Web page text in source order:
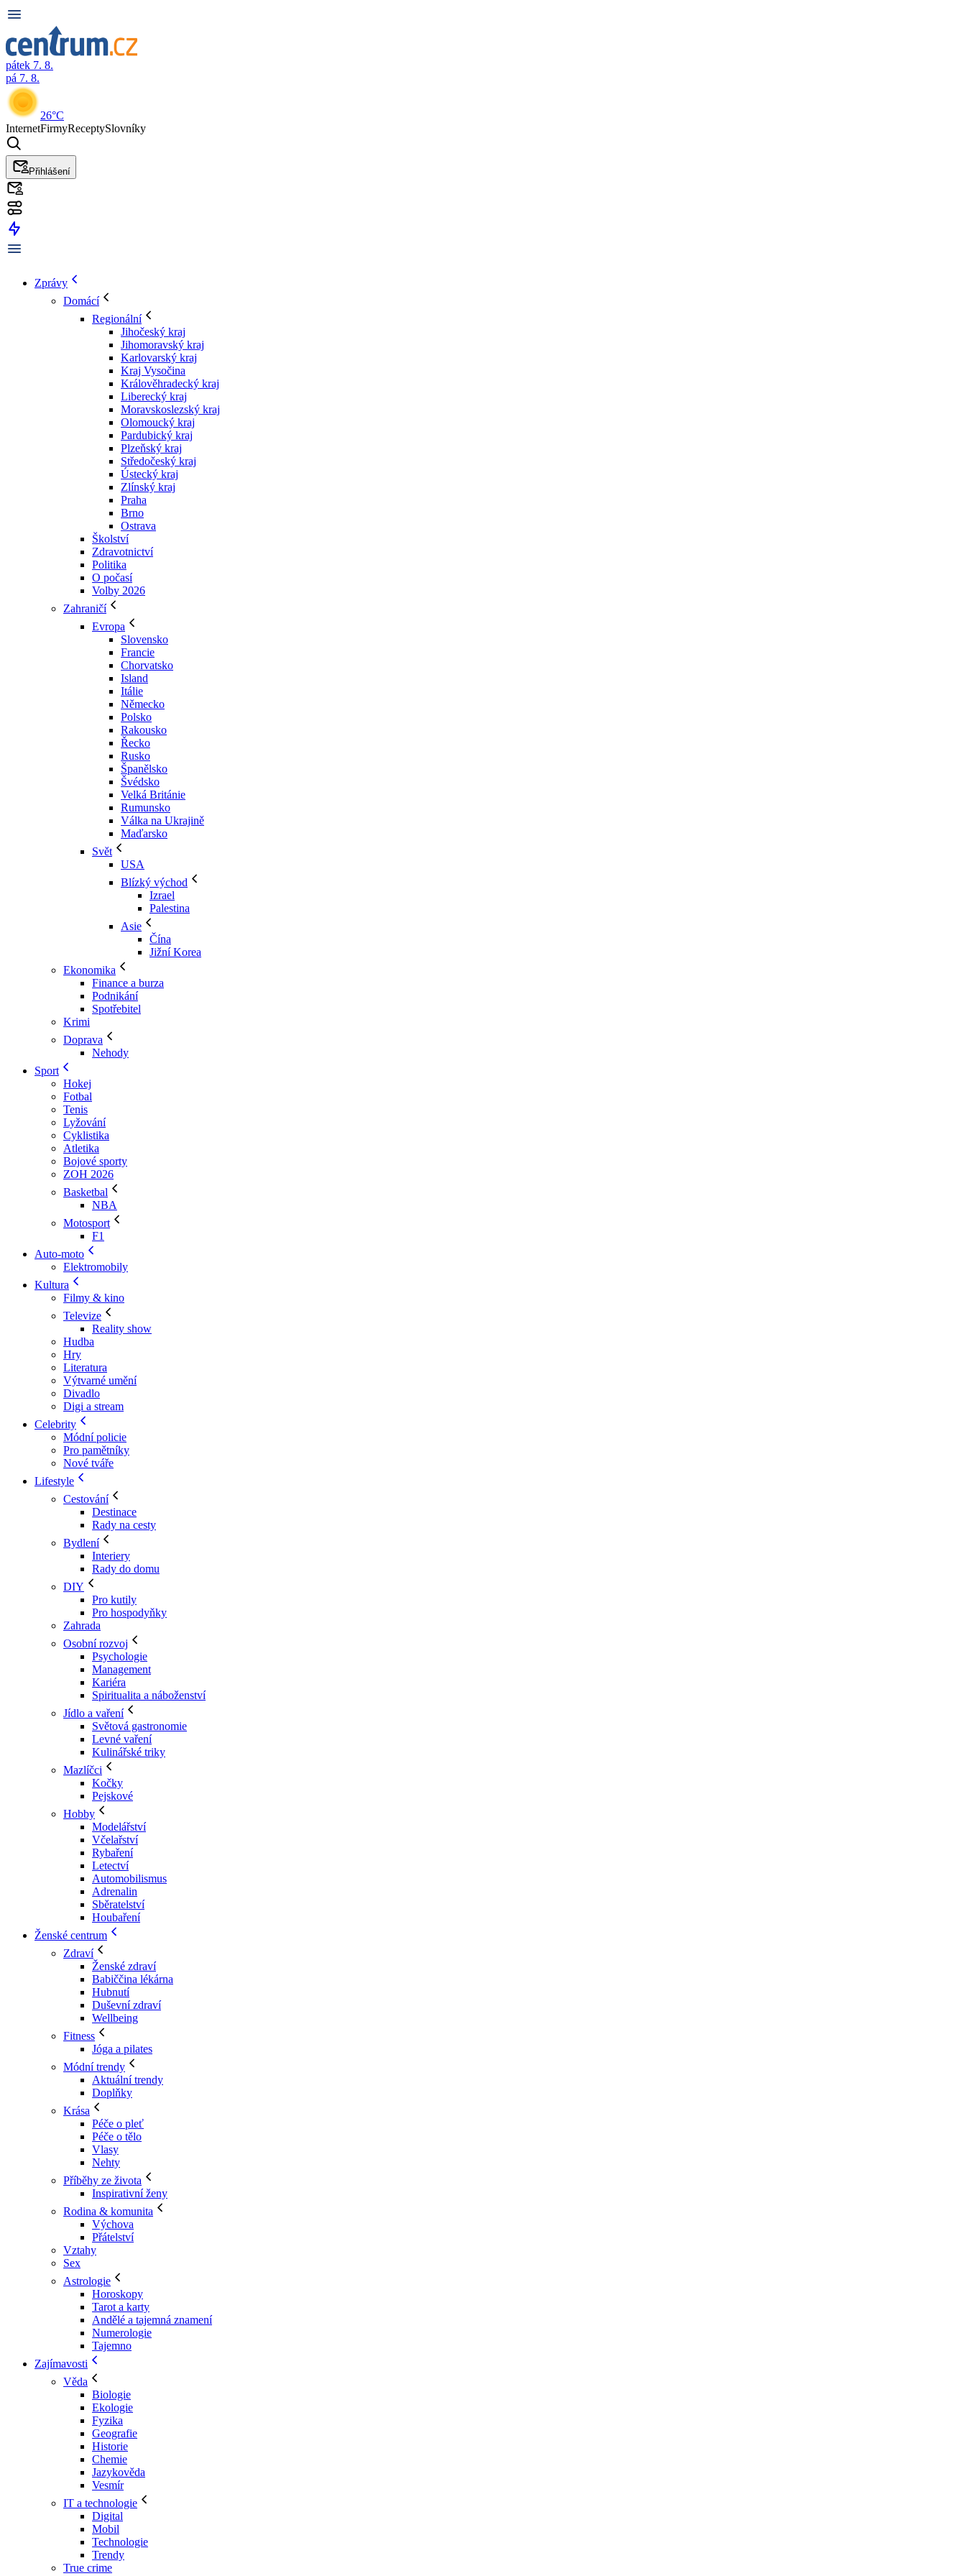
pátek 7. 8.
pá 7. 8.
26°C
InternetFirmyReceptySlovníky
Přihlášení
Zprávy
Domácí
Regionální
Jihočeský kraj
Jihomoravský kraj
Karlovarský kraj
Kraj Vysočina
Králověhradecký kraj
Liberecký kraj
Moravskoslezský kraj
Olomoucký kraj
Pardubický kraj
Plzeňský kraj
Středočeský kraj
Ústecký kraj
Zlínský kraj
Praha
Brno
Ostrava
Školství
Zdravotnictví
Politika
O počasí
Volby 2026
Zahraničí
Evropa
Slovensko
Francie
Chorvatsko
Island
Itálie
Německo
Polsko
Rakousko
Řecko
Rusko
Španělsko
Švédsko
Velká Británie
Rumunsko
Válka na Ukrajině
Maďarsko
Svět
USA
Blízký východ
Izrael
Palestina
Asie
Čína
Jižní Korea
Ekonomika
Finance a burza
Podnikání
Spotřebitel
Krimi
Doprava
Nehody
Sport
Hokej
Fotbal
Tenis
Lyžování
Cyklistika
Atletika
Bojové sporty
ZOH 2026
Basketbal
NBA
Motosport
F1
Auto-moto
Elektromobily
Kultura
Filmy & kino
Televize
Reality show
Hudba
Hry
Literatura
Výtvarné umění
Divadlo
Digi a stream
Celebrity
Módní policie
Pro pamětníky
Nové tváře
Lifestyle
Cestování
Destinace
Rady na cesty
Bydlení
Interiery
Rady do domu
DIY
Pro kutily
Pro hospodyňky
Zahrada
Osobní rozvoj
Psychologie
Management
Kariéra
Spiritualita a náboženství
Jídlo a vaření
Světová gastronomie
Levné vaření
Kulinářské triky
Mazlíčci
Kočky
Pejskové
Hobby
Modelářství
Včelařství
Rybaření
Letectví
Automobilismus
Adrenalin
Sběratelství
Houbaření
Ženské centrum
Zdraví
Ženské zdraví
Babiččina lékárna
Hubnutí
Duševní zdraví
Wellbeing
Fitness
Jóga a pilates
Módní trendy
Aktuální trendy
Doplňky
Krása
Péče o pleť
Péče o tělo
Vlasy
Nehty
Příběhy ze života
Inspirativní ženy
Rodina & komunita
Výchova
Přátelství
Vztahy
Sex
Astrologie
Horoskopy
Tarot a karty
Andělé a tajemná znamení
Numerologie
Tajemno
Zajímavosti
Věda
Biologie
Ekologie
Fyzika
Geografie
Historie
Chemie
Jazykověda
Vesmír
IT a technologie
Digital
Mobil
Technologie
Trendy
True crime